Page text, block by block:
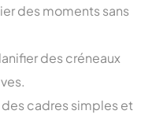
des moments sans
des créneaux
cadres simples et